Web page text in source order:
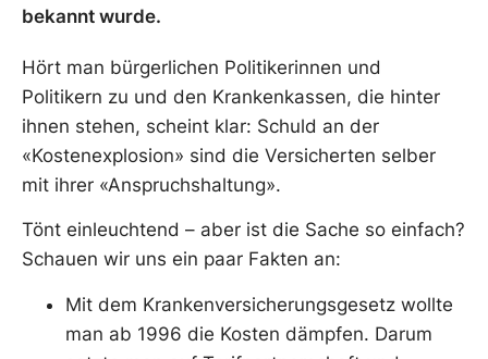
bekannt wurde.
Hört man bürgerlichen Politikerinnen und
Politikern zu und den Krankenkassen, die hinter
ihnen stehen, scheint klar: Schuld an der
«Kostenexplosion» sind die Versicherten selber
mit ihrer «Anspruchshaltung».
Tönt einleuchtend – aber ist die Sache so einfach?
Schauen wir uns ein paar Fakten an:
Mit dem Krankenversicherungsgesetz wollte
man ab 1996 die Kosten dämpfen. Darum